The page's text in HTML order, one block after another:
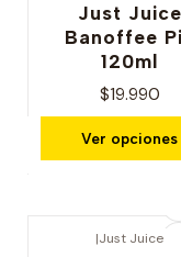
Just Juice
Banoffee
120ml
$19.990
Ver opciones
|Just Juice